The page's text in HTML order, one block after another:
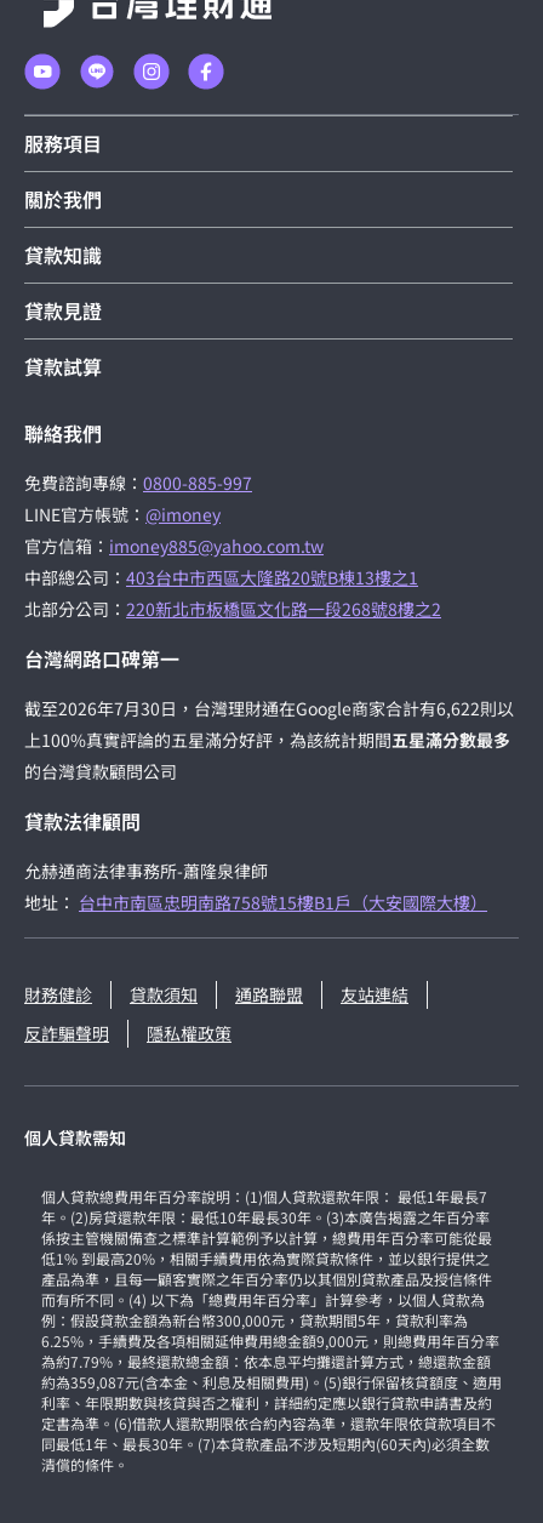
服務項目
關於我們
貸款知識
貸款見證
貸款試算
聯絡我們
免費諮詢專線： 0800-885-997
LINE官方帳號： @imoney
官方信箱： imoney885@yahoo.com.tw
中部總公司： 403台中市西區大隆路20號B棟13樓之1
北部分公司： 220新北市板橋區文化路一段268號8樓之2
台灣網路口碑第一
截至2026年7月30日，台灣理財通在Google商家合計有6,622則以
上100%真實評論的五星滿分好評，為該統計期間五星滿分數最多
的台灣貸款顧問公司
貸款法律顧問
允赫通商法律事務所-蕭隆泉律師
地址： 台中市南區忠明南路758號15樓B1戶（大安國際大樓）
財務健診 貸款須知 通路聯盟
友站連結
反詐騙聲明
隱私權政策
個人貸款需知
個人貸款總費用年百分率說明：(1)個人貸款還款年限： 最低1年最長7
年。(2)房貸還款年限：最低10年最長30年。(3)本廣告揭露之年百分率
係按主管機關備查之標準計算範例予以計算，總費用年百分率可能從最
低1% 到最高20%，相關手續費用依為實際貸款條件，並以銀行提供之
產品為準，且每一顧客實際之年百分率仍以其個別貸款產品及授信條件
而有所不同。(4) 以下為「總費用年百分率」計算參考，以個人貸款為
例：假設貸款金額為新台幣300,000元，貸款期間5年，貸款利率為
6.25%，手續費及各項相關延伸費用總金額9,000元，則總費用年百分率
為約7.79%，最終還款總金額：依本息平均攤還計算方式，總還款金額
約為359,087元(含本金、利息及相關費用)。(5)銀行保留核貸額度、適用
利率、年限期數與核貸與否之權利，詳細約定應以銀行貸款申請書及約
定書為準。(6)借款人還款期限依合約內容為準，還款年限依貸款項目不
同最低1年、最長30年。(7)本貸款產品不涉及短期內(60天內)必須全數
清償的條件。